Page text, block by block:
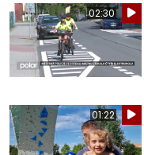
02:30
01:22